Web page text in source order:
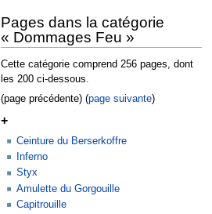
Pages dans la catégorie
« Dommages Feu »
Cette catégorie comprend 256 pages, dont
les 200 ci-dessous.
(page précédente) (page suivante)
+
Ceinture du Berserkoffre
Inferno
Styx
Amulette du Gorgouille
Capitrouille